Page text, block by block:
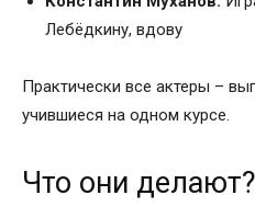
Лебёдкину, вдову
Практически все актеры –
учившиеся на одном курсе.
Что они делают?